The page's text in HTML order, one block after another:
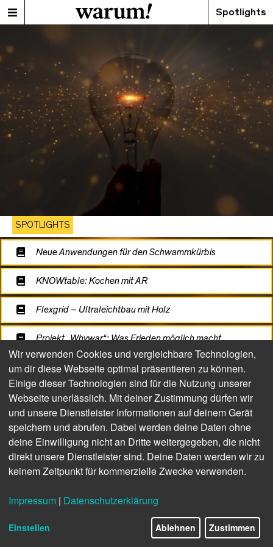
Spotlights
SPOTLIGHTS
Neue Anwendungen für den Schwammkürbis
KNOWtable: Kochen mit AR
Flexgrid – Ultraleichtbau mit Holz
Projekt „Whywar“: Was Frieden möglich macht
Wir verwenden Cookies und vergleichbare Technologien,
um dir diese Webseite optimal präsentieren zu können.
Einige dieser Technologien sind für die Nutzung unserer
Webseite unerlässlich. Mit deiner Zustimmung dürfen wir
und unsere Dienstleister Informationen auf deinem Gerät
speichern und abrufen. Dabei werden deine Daten ohne
deine Einwilligung nicht an Dritte weitergegeben, die nicht
direkt unsere Dienstleister sind. Deine Daten werden wir zu
keinem Zeitpunkt für kommerzielle Zwecke verwenden.
Impressum | Datenschutzerklärung
Einstellen Ablehnen Zustimmen